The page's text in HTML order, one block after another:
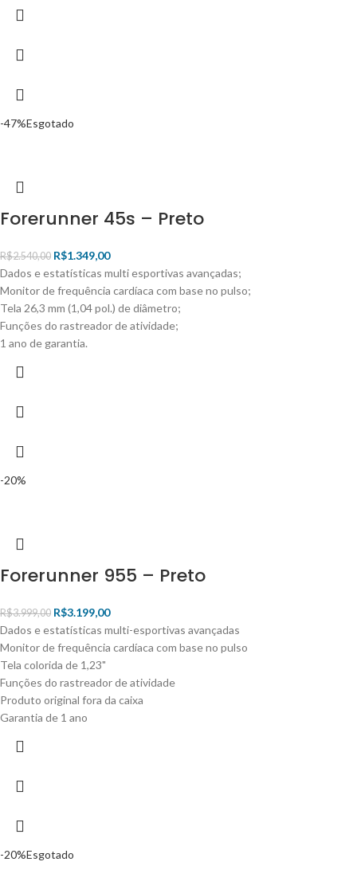
-47%Esgotado
Forerunner 45s – Preto
R$2.540,00 R$1.349,00
Dados e estatísticas multi esportivas avançadas;
Monitor de frequência cardíaca com base no pulso;
Tela 26,3 mm (1,04 pol.) de diâmetro;
Funções do rastreador de atividade;
1 ano de garantia.
-20%
Forerunner 955 – Preto
R$3.999,00 R$3.199,00
Dados e estatísticas multi-esportivas avançadas
Monitor de frequência cardíaca com base no pulso
Tela colorida de 1,23"
Funções do rastreador de atividade
Produto original fora da caixa
Garantia de 1 ano
-20%Esgotado